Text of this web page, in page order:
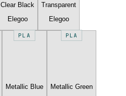
Clear Black
Elegoo
Transparent
Elegoo
PLA
Metallic Blue
PLA
Metallic Green